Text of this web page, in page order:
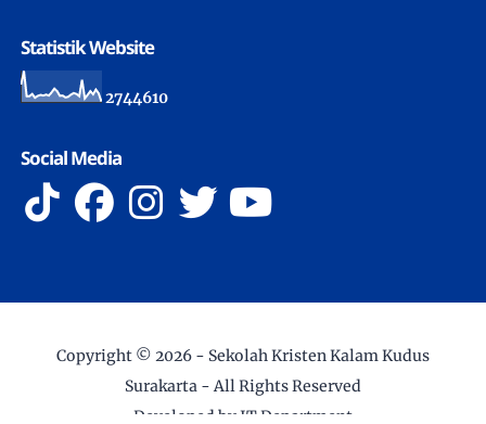
Statistik Website
2744610
Social Media
Copyright © 2026 - Sekolah Kristen Kalam Kudus
Surakarta - All Rights Reserved
Developed by IT Department